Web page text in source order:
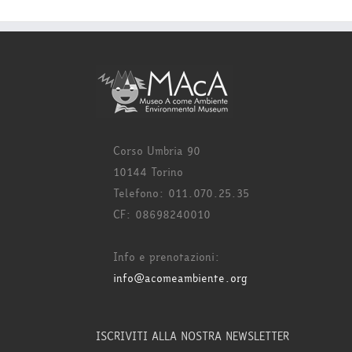
Corso Umbria 90
10144 Torino
Telefono: 011.070.25.35
CF: 08698240010
Info e prenotazioni:
info@acomeambiente.org
ISCRIVITI ALLA NOSTRA NEWSLETTER